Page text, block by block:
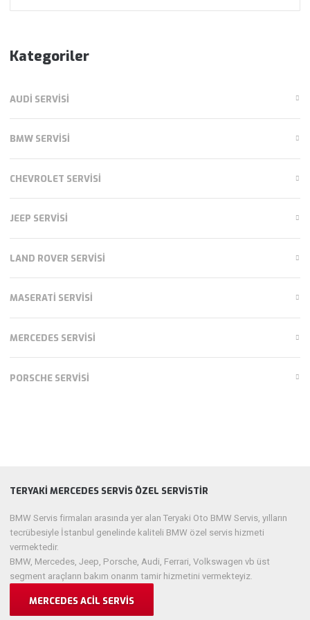
Kategoriler
AUDI SERVISI
BMW SERVISI
CHEVROLET SERVISI
JEEP SERVISI
LAND ROVER SERVISI
MASERATI SERVISI
MERCEDES SERVISI
PORSCHE SERVISI
TERYAKI MERCEDES SERVIS ÖZEL SERVISTIR
BMW Servis firmaları arasında yer alan Teryaki Oto BMW Servis, yılların
tecrübesiyle İstanbul genelinde kaliteli BMW özel servis hizmeti
vermektedir.
BMW, Mercedes, Jeep, Porsche, Audi, Ferrari, Volkswagen vb üst
segment araçların bakım onarım tamir hizmetini vermekteyiz.
MERCEDES ACIL SERVIS